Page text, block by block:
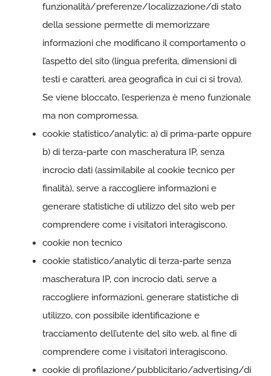
funzionalità/preferenze/localizzazione/di stato
della sessione permette di memorizzare
informazioni che modificano il comportamento o
l’aspetto del sito (lingua preferita, dimensioni di
testi e caratteri, area geografica in cui ci si trova).
Se viene bloccato, l’esperienza è meno funzionale
ma non compromessa.
cookie statistico/analytic: a) di prima-parte oppure
b) di terza-parte con mascheratura IP, senza
incrocio dati (assimilabile al cookie tecnico per
finalità), serve a raccogliere informazioni e
generare statistiche di utilizzo del sito web per
comprendere come i visitatori interagiscono.
cookie non tecnico
cookie statistico/analytic di terza-parte senza
mascheratura IP, con incrocio dati, serve a
raccogliere informazioni, generare statistiche di
utilizzo, con possibile identificazione e
tracciamento dell’utente del sito web, al fine di
comprendere come i visitatori interagiscono.
cookie di profilazione/pubblicitario/advertising/di